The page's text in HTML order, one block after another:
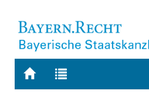
Zur
Zur